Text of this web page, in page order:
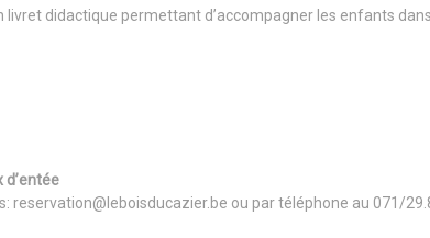
livret didactique permettant d’accompagner les enfants
d’entée
reservation@leboisducazier.be ou par téléphone au 071/